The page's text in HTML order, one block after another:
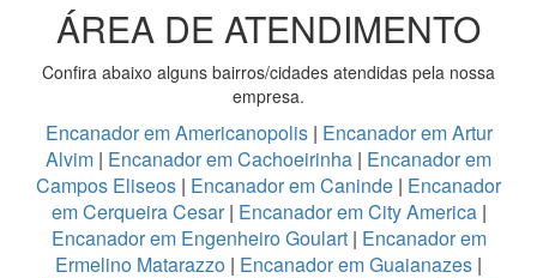
ÁREA DE ATENDIMENTO
Confira abaixo alguns bairros/cidades atendidas pela nossa
empresa.
Encanador em Americanopolis | Encanador em Artur
Alvim | Encanador em Cachoeirinha | Encanador em
Campos Eliseos | Encanador em Caninde | Encanador
em Cerqueira Cesar| Encanador em City America |
Encanador em Engenheiro Goulart | Encanador em
Ermelino Matarazzo | Encanador em Guaianazes |